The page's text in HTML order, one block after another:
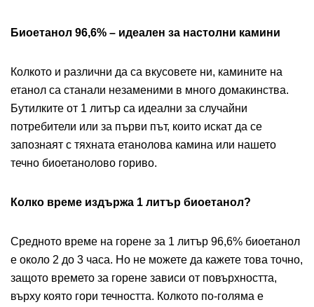
Биоетанол 96,6% – идеален за настолни камини
Колкото и различни да са вкусовете ни, камините на
етанол са станали незаменими в много домакинства.
Бутилките от 1 литър са идеални за случайни
потребители или за първи път, които искат да се
запознаят с тяхната етанолова камина или нашето
течно биоетанолово гориво.
Колко време издържа 1 литър биоетанол?
Средното време на горене за 1 литър 96,6% биоетанол
е около 2 до 3 часа. Но не можете да кажете това точно,
защото времето за горене зависи от повърхността,
върху която гори течността. Колкото по-голяма е